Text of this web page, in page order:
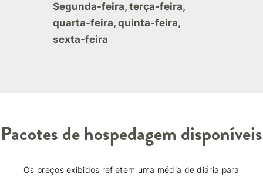
Segunda-feira, terça-feira,
quarta-feira, quinta-feira,
sexta-feira
Pacotes de hospedagem disponíveis
Os preços exibidos refletem uma média de diária para